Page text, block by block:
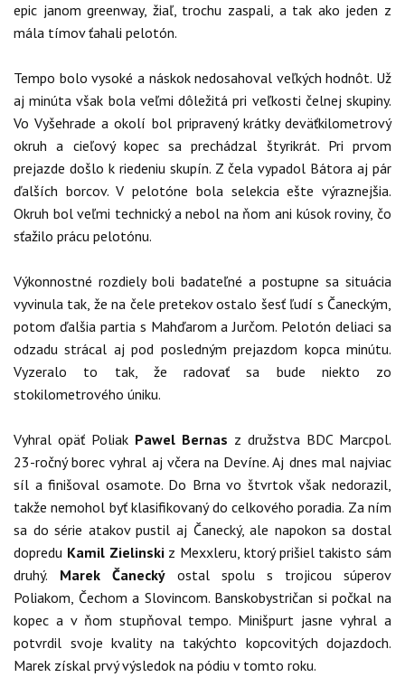
epic janom greenway, žiaľ, trochu zaspali, a tak ako jeden z
mála tímov ťahali pelotón.
Tempo bolo vysoké a náskok nedosahoval veľkých hodnôt. Už
aj minúta však bola veľmi dôležitá pri veľkosti čelnej skupiny.
Vo Vyšehrade a okolí bol pripravený krátky deväťkilometrový
okruh a cieľový kopec sa prechádzal štyrikrát. Pri prvom
prejazde došlo k riedeniu skupín. Z čela vypadol Bátora aj pár
ďalších borcov. V pelotóne bola selekcia ešte výraznejšia.
Okruh bol veľmi technický a nebol na ňom ani kúsok roviny, čo
sťažilo prácu pelotónu.
Výkonnostné rozdiely boli badateľné a postupne sa situácia
vyvinula tak, že na čele pretekov ostalo šesť ľudí s Čaneckým,
potom ďalšia partia s Mahďarom a Jurčom. Pelotón deliaci sa
odzadu strácal aj pod posledným prejazdom kopca minútu.
Vyzeralo to tak, že radovať sa bude niekto zo
stokilometrového úniku.
Vyhral opäť Poliak Pawel Bernas z družstva BDC Marcpol.
23-ročný borec vyhral aj včera na Devíne. Aj dnes mal najviac
síl a finišoval osamote. Do Brna vo štvrtok však nedorazil,
takže nemohol byť klasifikovaný do celkového poradia. Za ním
sa do série atakov pustil aj Čanecký, ale napokon sa dostal
dopredu Kamil Zielinskiz Mexxleru, ktorý prišiel takisto sám
druhý. Marek Čanecký ostal spolu s trojicou súperov
Poliakom, Čechom a Slovincom. Banskobystričan si počkal na
kopec a v ňom stupňoval tempo. Minišpurt jasne vyhral a
potvrdil svoje kvality na takýchto kopcovitých dojazdoch.
Marek získal prvý výsledok na pódiu v tomto roku.